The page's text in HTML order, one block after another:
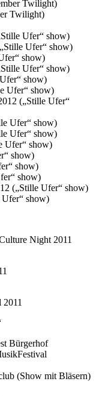
Twilight)
Twilight)
Ufer“ show)
Ufer“ show)
show)
Ufer“ show)
show)
Ufer“ show)
(„Stille Ufer“
Ufer“ show)
Ufer“ show)
Ufer“ show)
show)
show)
show)
(„Stille Ufer“ show)
show)
Night 2011
Bürgerhof
(Show mit Bläsern)